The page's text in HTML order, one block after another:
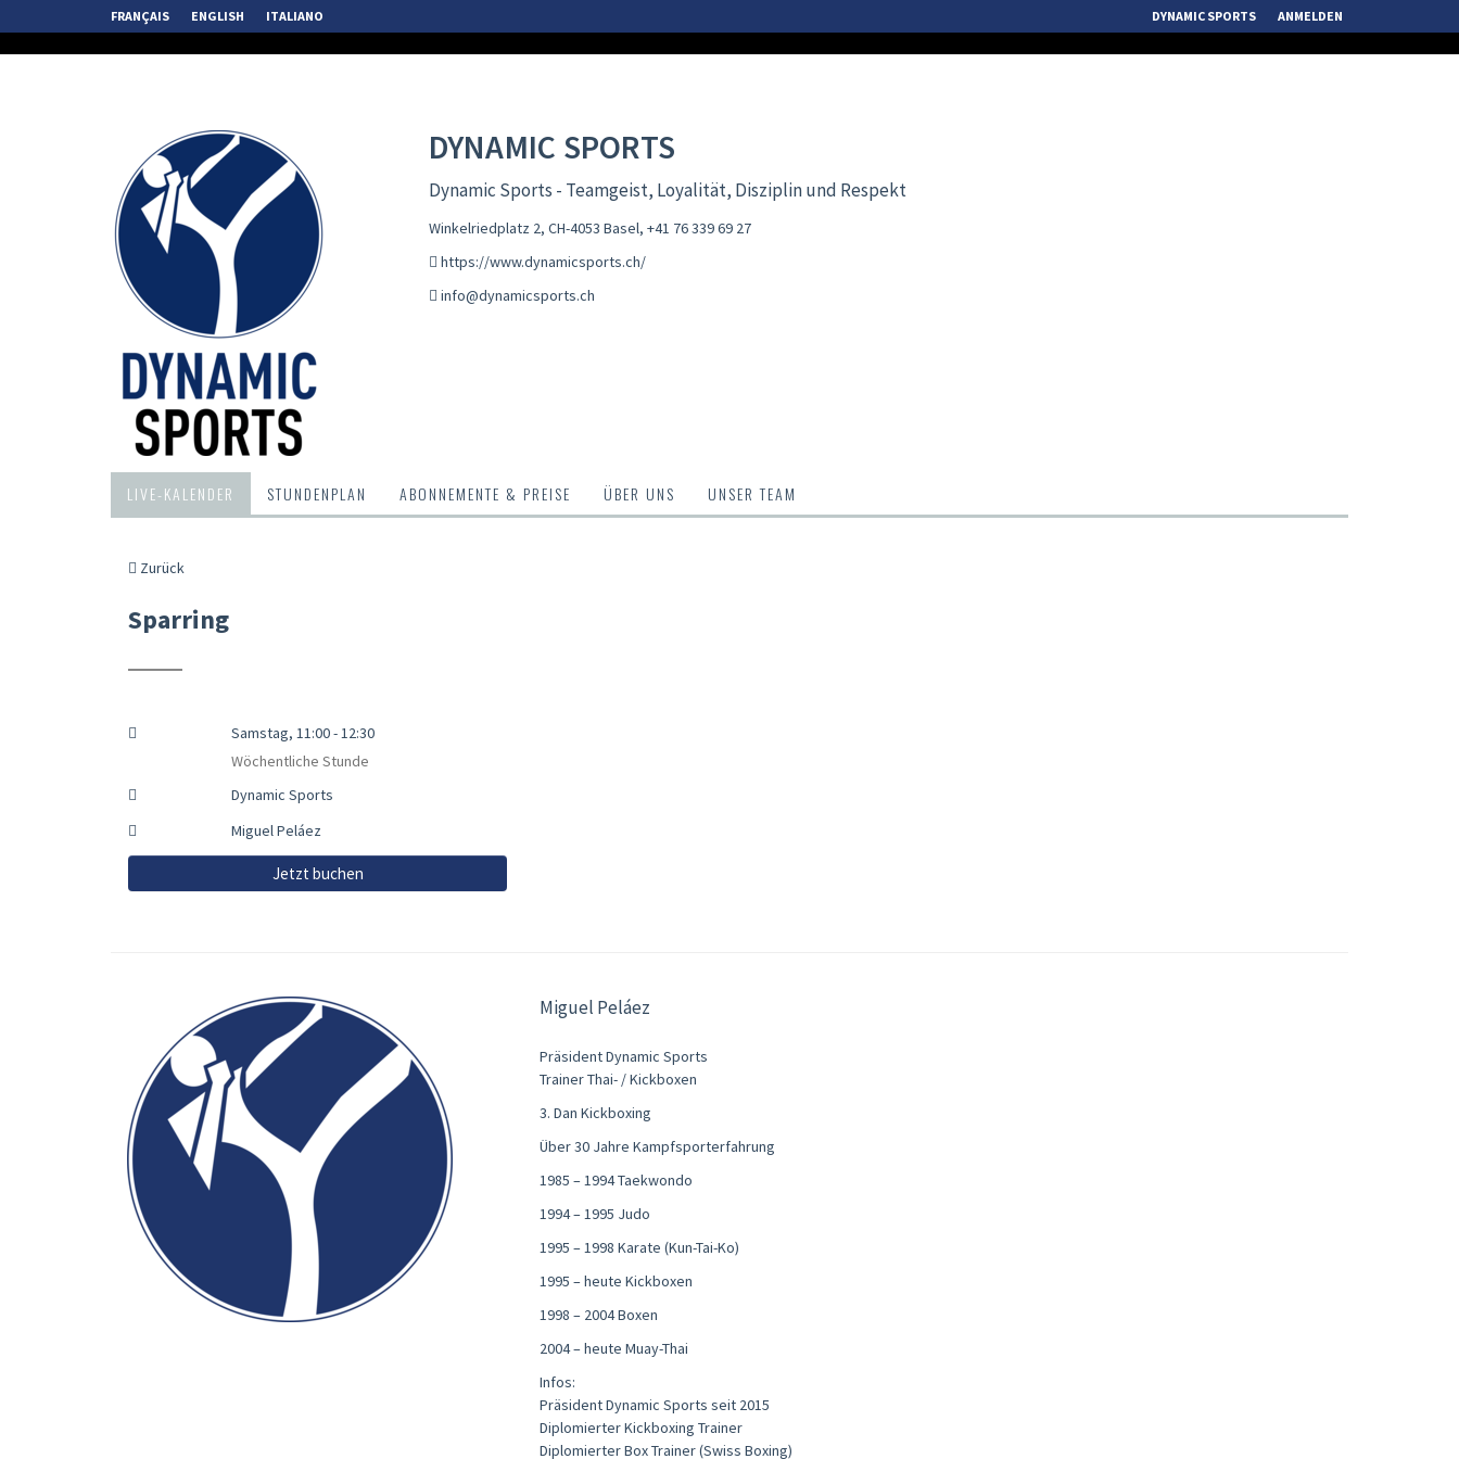
FRANÇAIS ENGLISH ITALIANO DYNAMIC SPORTS ANMELDEN
DYNAMIC SPORTS
Dynamic Sports - Teamgeist, Loyalität, Disziplin und Respekt
Winkelriedplatz 2, CH-4053 Basel, +41 76 339 69 27
https://www.dynamicsports.ch/
info@dynamicsports.ch
LIVE-KALENDER STUNDENPLAN ABONNEMENTE & PREISE ÜBER UNS UNSER TEAM
Zurück
Sparring
Samstag, 11:00 - 12:30
Wöchentliche Stunde
Dynamic Sports
Miguel Peláez
Jetzt buchen
Miguel Peláez
Präsident Dynamic Sports
Trainer Thai- / Kickboxen
3. Dan Kickboxing
Über 30 Jahre Kampfsporterfahrung
1985 – 1994 Taekwondo
1994 – 1995 Judo
1995 – 1998 Karate (Kun-Tai-Ko)
1995 – heute Kickboxen
1998 – 2004 Boxen
2004 – heute Muay-Thai
Infos:
Präsident Dynamic Sports seit 2015
Diplomierter Kickboxing Trainer
Diplomierter Box Trainer (Swiss Boxing)